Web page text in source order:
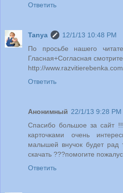
Ответить
Tanya
12/1/13 10:48 PM
По просьбе нашего
Гласная+Согласная
http://
Ответить
Анонимный 22/1/13 9:28 PM
Спасибо большое за сайт
карточками очень
малышей внучок будет рад
скачать ???помогите
Ответить